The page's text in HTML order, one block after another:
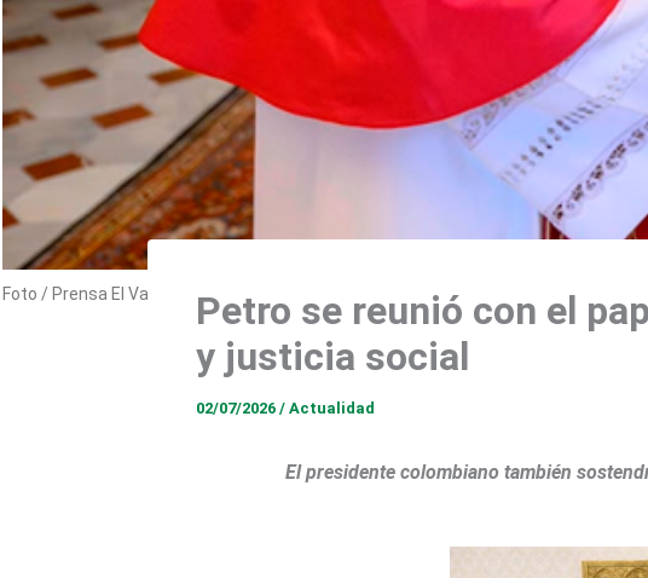
Foto / Prensa El Vaticano Petro se reunió con el
y justicia social
02/07/2026 / Actualidad
El presidente colombiano también